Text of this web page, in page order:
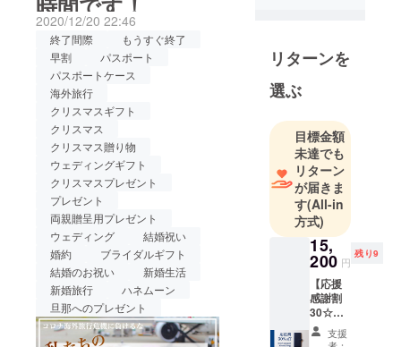
しくお願い致します。futari
style チーム一同
ができました！このコロナ
の厳しい情勢の中、温かい
応援をいただいたこと本当
に感謝申し上げます。リ
ターンお届けへ向けては、
現在準備に取り掛かってお
ります。発送次第、またご
連絡いたします。取り急ぎ
の御礼ではございますが、
引き続き、よろしくお願い
いたします。futari style チー
ム一同
2020/12/20 22:46
終了間際
もうすぐ終了
早割
パスポート
パスポートケース
海外旅行
クリスマスギフト
クリスマス
クリスマス贈り物
ウェディングギフト
クリスマスプレゼント
プレゼント
両親贈呈用プレゼント
ウェディング
結婚祝い
婚約
ブライダルギフト
結婚のお祝い
新婚生活
新婚旅行
ハネムーン
旦那へのプレゼント
理念のもと
活動してい
ます。
リターンを
選ぶ
目標金額
未達でも
リターン
が届きま
す(All-in
方式)
15,
200 円
残り9
【応援
感謝割
30☆先
着10名
様】支援